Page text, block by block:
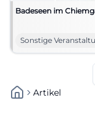
Badeseen im
Sonstige
Artikel